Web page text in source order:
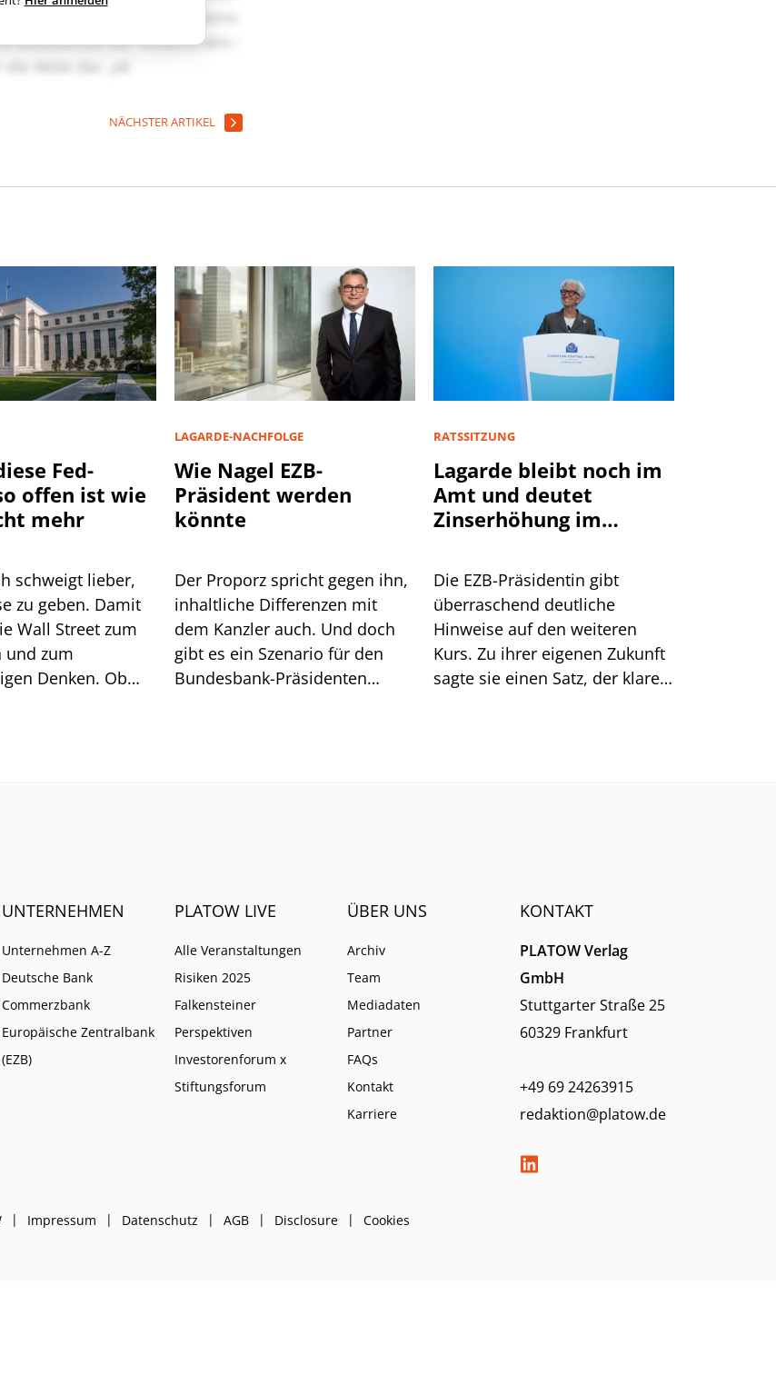
NÄCHSTER ARTIKEL
Fed-
offen ist wie
mehr
schweigt lieber,
zu geben. Damit
und zum
Denken. Ob
LAGARDE-NACHFOLGE
Wie Nagel EZB-
Präsident werden
könnte
Der Proporz spricht gegen ihn,
inhaltliche Differenzen mit
dem Kanzler auch. Und doch
gibt es ein Szenario für den
Bundesbank-Präsidenten
RATSSITZUNG
Lagarde bleibt noch im
Amt und deutet
Zinserhöhung im
Die EZB-Präsidentin gibt
überraschend deutliche
Hinweise auf den weiteren
Kurs. Zu ihrer eigenen Zukunft
sagte sie einen Satz, der klarer
UNTERNEHMEN
Unternehmen A-Z
Deutsche Bank
Commerzbank
Europäische Zentralbank
(EZB)
PLATOW LIVE
Alle Veranstaltungen
Risiken 2025
Falkensteiner
Perspektiven
Investorenforum x
Stiftungsforum
ÜBER UNS
Archiv
Team
Mediadaten
Partner
FAQs
Kontakt
Karriere
KONTAKT
PLATOW Verlag
GmbH
Stuttgarter Straße 25
60329 Frankfurt
+49 69 24263915
redaktion@platow.de
Impressum Datenschutz AGB Disclosure Cookies